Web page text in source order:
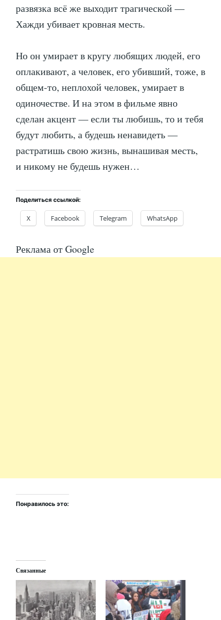
развязка всё же выходит трагической —
Хажди убивает кровная месть.
Но он умирает в кругу любящих людей, его
оплакивают, а человек, его убивший, тоже, в
общем-то, неплохой человек, умирает в
одиночестве. И на этом в фильме явно
сделан акцент — если ты любишь, то и тебя
будут любить, а будешь ненавидеть —
растратишь свою жизнь, вынашивая месть,
и никому не будешь нужен…
Поделиться ссылкой:
X Facebook Telegram WhatsApp
Реклама от Google
Понравилось это:
Связанные